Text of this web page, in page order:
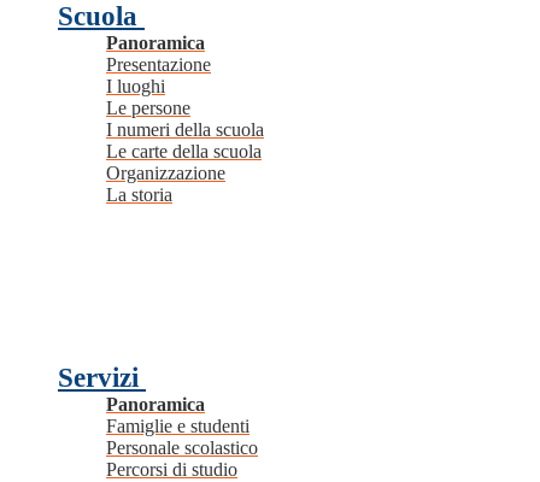
Scuola
Panoramica
Presentazione
I luoghi
Le persone
I numeri della scuola
Le carte della scuola
Organizzazione
La storia
Servizi
Panoramica
Famiglie e studenti
Personale scolastico
Percorsi di studio